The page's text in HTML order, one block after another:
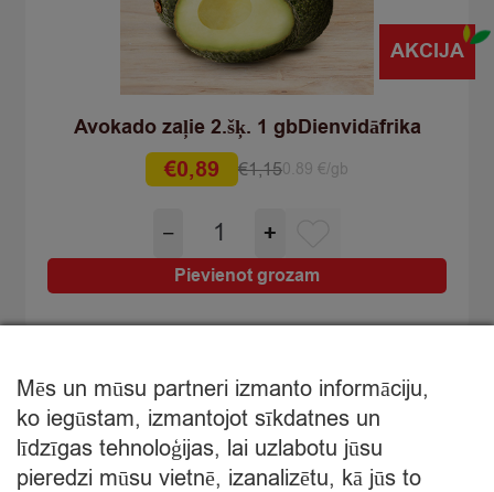
Avokado zaļie 2.šķ. 1 gbDienvidāfrika
AKCIJA
€1,15
Original
was:
€1,15.
€0,89
Current
€0,89.
0.89 €/gb
−
Avokado
zaļie
2.šķ.
1
gbDienvidāfrika
+
Pievienot grozam
Mans pasūtījums
Mēs un mūsu partneri izmanto informāciju,
ko iegūstam, izmantojot sīkdatnes un
līdzīgas tehnoloģijas, lai uzlabotu jūsu
pieredzi mūsu vietnē, izanalizētu, kā jūs to